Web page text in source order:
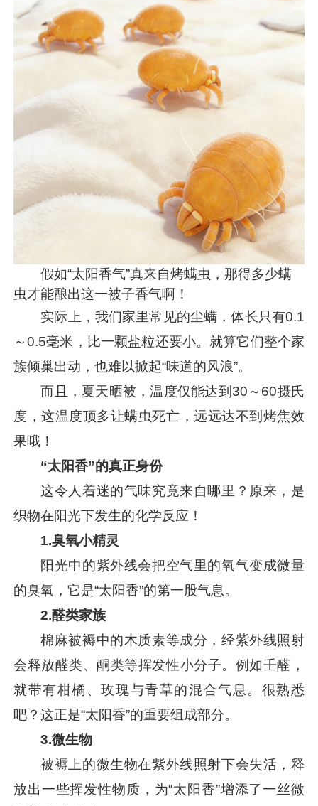
假如“太阳香气”真来自烤螨虫，那得多少螨
虫才能酿出这一被子香气啊！
实际上，我们家里常见的尘螨，体长只有0.1
～0.5毫米，比一颗盐粒还要小。就算它们整个家
族倾巢出动，也难以掀起“味道的风浪”。
而且，夏天晒被，温度仅能达到30～60摄氏
度，这温度顶多让螨虫死亡，远远达不到烤焦效
果哦！
“太阳香”的真正身份
这令人着迷的气味究竟来自哪里？原来，是
织物在阳光下发生的化学反应！
1.臭氧小精灵
阳光中的紫外线会把空气里的氧气变成微量
的臭氧，它是“太阳香”的第一股气息。
2.醛类家族
棉麻被褥中的木质素等成分，经紫外线照射
会释放醛类、酮类等挥发性小分子。例如壬醛，
就带有柑橘、玫瑰与青草的混合气息。很熟悉
吧？这正是“太阳香”的重要组成部分。
3.微生物
被褥上的微生物在紫外线照射下会失活，释
放出一些挥发性物质，为“太阳香”增添了一丝微